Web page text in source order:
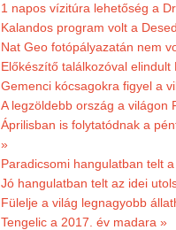
1 napos vízitúra lehetőség a
Kalandos program volt a
Nat Geo fotópályazatán nem
Előkészítő találkozóval
Gemenci kócsagokra figyel a
A legzöldebb ország a világon
Áprilisban is folytatódnak a
»
Paradicsomi hangulatban telt
Jó hangulatban telt az idei
Fülelje a világ legnagyobb
Tengelic a 2017. év madara »